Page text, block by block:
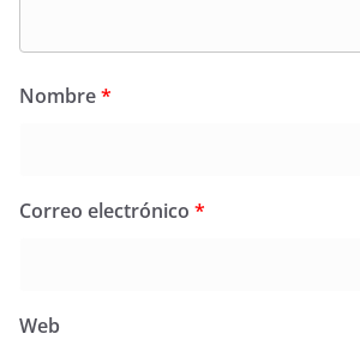
Nombre*
Correo electrónico *
Web